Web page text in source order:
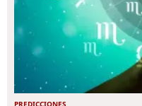
PREDICCIONES